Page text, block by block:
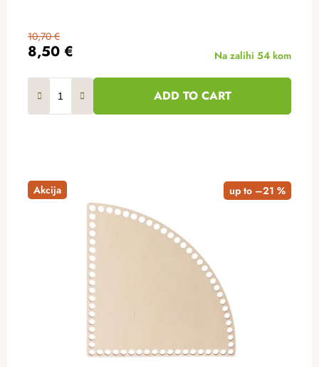
8,50 €
10,70 €
Na zalihi 54 kom
ADD TO CART
Akcija up to –21 %